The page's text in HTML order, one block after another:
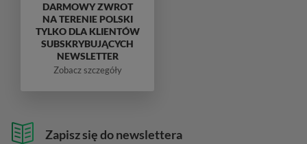
Zapisz się do newslettera
DARMOWY ZWROT
NA TERENIE POLSKI
TYLKO DLA KLIENTÓW
SUBSKRYBUJĄCYCH
NEWSLETTER
Zobacz szczegóły